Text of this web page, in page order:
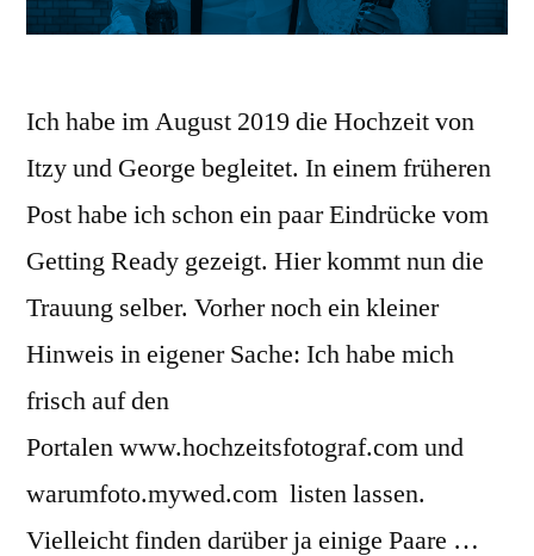
Ich habe im August 2019 die Hochzeit von
Itzy und George begleitet. In einem früheren
Post habe ich schon ein paar Eindrücke vom
Getting Ready gezeigt. Hier kommt nun die
Trauung selber. Vorher noch ein kleiner
Hinweis in eigener Sache: Ich habe mich
frisch auf den
Portalen www.hochzeitsfotograf.com und
warumfoto.mywed.com listen lassen.
Vielleicht finden darüber ja einige Paare …